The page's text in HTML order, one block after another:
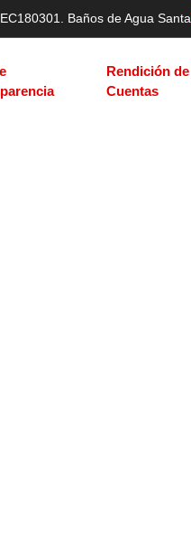
Baños de Agua Santa
Rendición de
Cuentas